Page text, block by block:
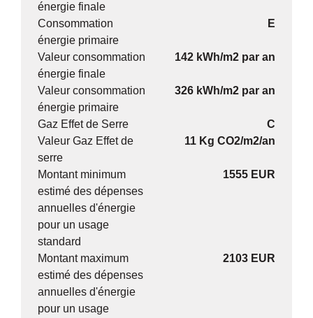
énergie finale
Consommation
énergie primaire
E
Valeur consommation
énergie finale
142 kWh/m2 par an
Valeur consommation
énergie primaire
326 kWh/m2 par an
Gaz Effet de Serre
C
Valeur Gaz Effet de
serre
11 Kg CO2/m2/an
Montant minimum
estimé des dépenses
annuelles d'énergie
pour un usage
standard
1555 EUR
Montant maximum
estimé des dépenses
annuelles d'énergie
pour un usage
2103 EUR